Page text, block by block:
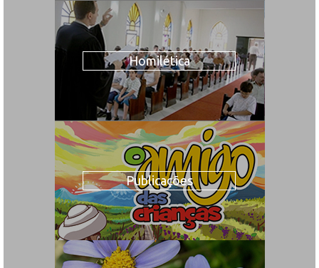
Homilética
Publicações